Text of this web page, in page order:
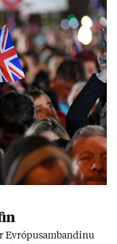
Evr­ópu­sam­band­inu